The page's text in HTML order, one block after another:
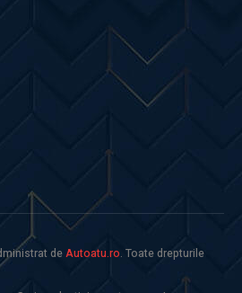
deAutoatu.ro. Toate drepturile